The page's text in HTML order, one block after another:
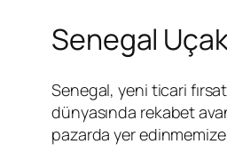
Senegal
Senegal, yeni ticari
dünyasında rekabet
pazarda yer